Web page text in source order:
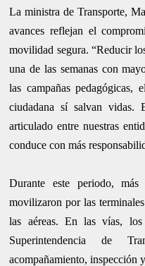
La ministra de Transporte,
avances reflejan el
movilidad segura. “Reducir
una de las semanas con
las campañas
ciudadana sí salvan vidas.
articulado entre nuestras
conduce con más
Durante este periodo,
movilizaron por las
las aéreas. En las vías,
Superintendencia de
acompañamiento, inspección